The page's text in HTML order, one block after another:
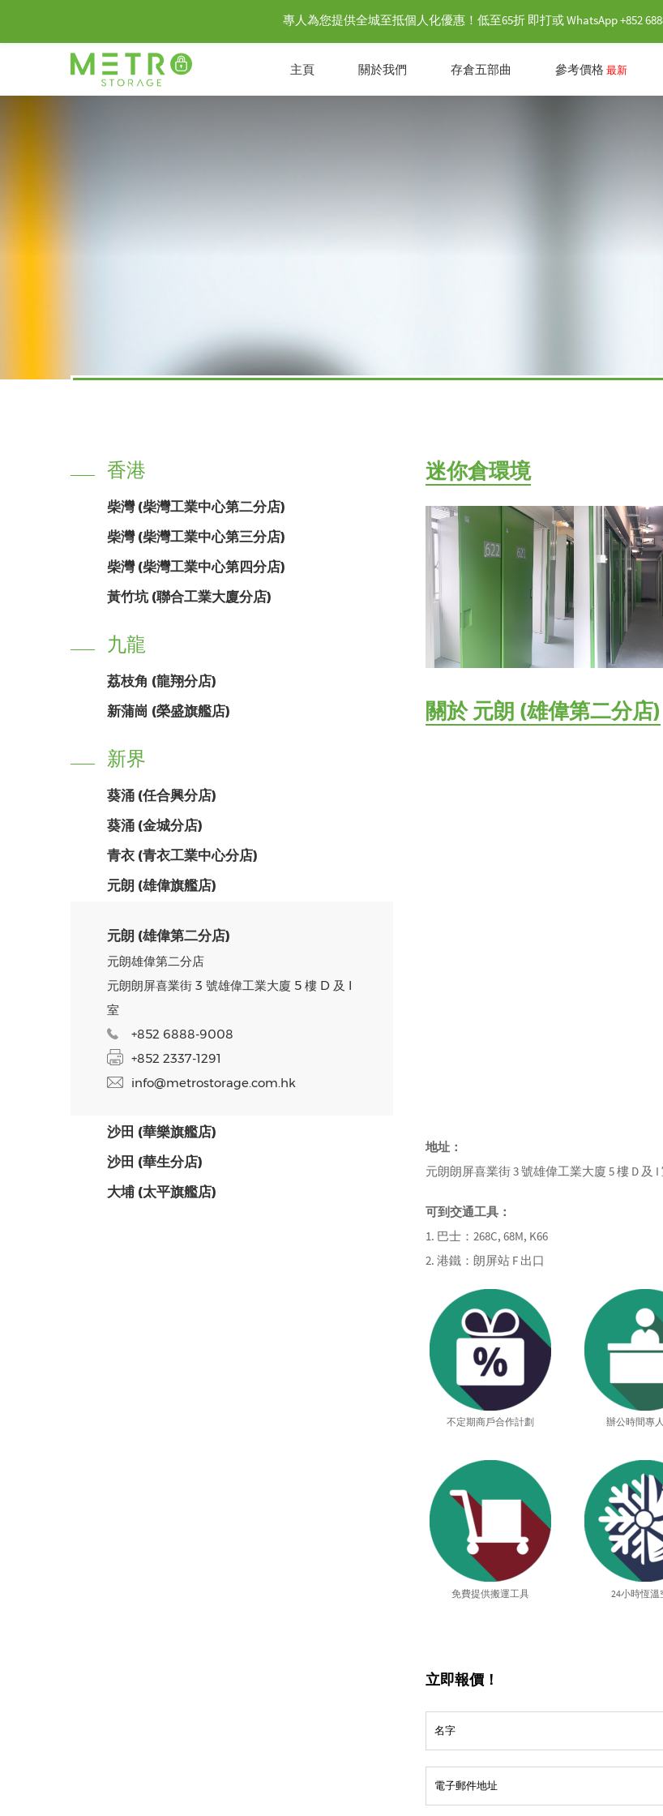
主頁 關於我們 存倉五部曲 參考價格 最新
香港
柴灣 (柴灣工業中心第二分店)
柴灣 (柴灣工業中心第三分店)
柴灣 (柴灣工業中心第四分店)
黃竹坑 (聯合工業大廈分店)
九龍
荔枝角 (龍翔分店)
新蒲崗 (榮盛旗艦店)
新界
葵涌 (任合興分店)
葵涌 (金城分店)
青衣 (青衣工業中心分店)
元朗 (雄偉旗艦店)
元朗 (雄偉第二分店)
元朗雄偉第二分店
元朗朗屏喜業街 3 號雄偉工業大廈 5 樓 D 及 I
室
+852 6888-9008
+852 2337-1291
info@metrostorage.com.hk
沙田 (華樂旗艦店)
沙田 (華生分店)
大埔 (太平旗艦店)
迷你倉環境
關於 元朗 (雄偉第二分店)
地址：
元朗朗屏喜業街 3 號雄偉工業大廈 5 樓 D 及 I
可到交通工具：
1. 巴士：268C, 68M, K66
2. 港鐵：朗屏站 F 出口
不定期商戶合作計劃 辦公時間專
免費提供搬運工具 24小時恆溫
立即報價！
專人為您提供全城至抵個人化優惠！低至65折 即打或 WhatsApp +852